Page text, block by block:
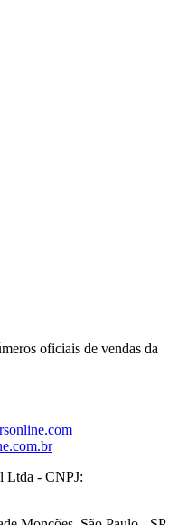
oficiais de vendas da
Ltda - CNPJ: